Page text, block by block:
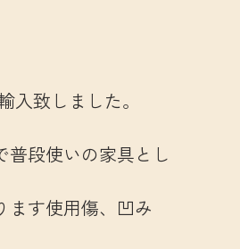
入致しました。
段使いの家具とし
ます使用傷、凹み